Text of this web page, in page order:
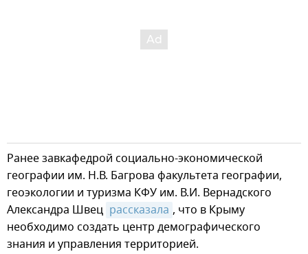
Ранее завкафедрой социально-экономической
географии им. Н.В. Багрова факультета географии,
геоэкологии и туризма КФУ им. В.И. Вернадского
Александра Швец рассказала , что в Крыму
необходимо создать центр демографического
знания и управления территорией.